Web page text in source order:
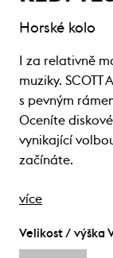
Horské kolo
I za relativně
muziky. SCOTT
s pevným
Oceníte
vynikající
začínáte.
více
Velikost / výška